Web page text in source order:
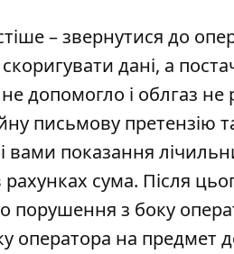
– звернутися до
дані, а
допомогло і облгаз не
письмову претензію
показання
сума. Після
з боку
оператора на предмет